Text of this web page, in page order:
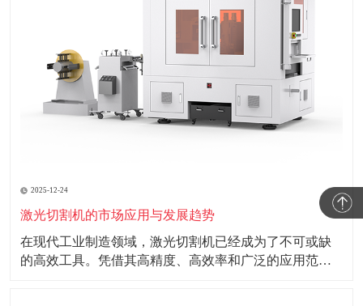
2025-12-24
激光切割机的市场应用与发展趋势
在现代工业制造领域，激光切割机已经成为了不可或缺
的高效工具。凭借其高精度、高效率和广泛的应用范